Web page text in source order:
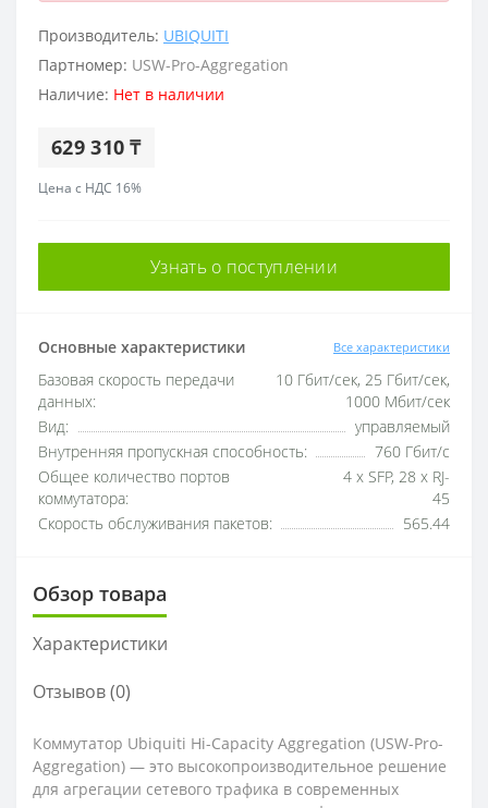
Производитель: UBIQUITI
Партномер: USW-Pro-Aggregation
Наличие: Нет в наличии
629 310 ₸
Цена с НДС 16%
Узнать о поступлении
Основные характеристики Все характеристики
Базовая скорость передачи
данных:
10 Гбит/сек, 25 Гбит/сек,
1000 Мбит/сек
Вид:
управляемый
Внутренняя пропускная способность:
760 Гбит/с
Общее количество портов
коммутатора:
4 x SFP, 28 х RJ-
45
Скорость обслуживания пакетов:
565.44
Обзор товара
Характеристики
Отзывов (0)
Коммутатор Ubiquiti Hi-Capacity Aggregation (USW-Pro-
Aggregation) — это высокопроизводительное решение
для агрегации сетевого трафика в современных